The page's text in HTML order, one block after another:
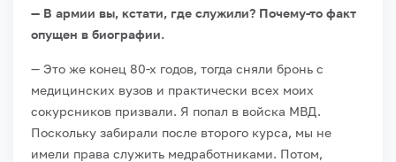
— В армии вы, кстати, где служили? Почему-то факт
опущен в биографии.
— Это же конец 80-х годов, тогда сняли бронь с
медицинских вузов и практически всех моих
сокурсников призвали. Я попал в войска МВД.
Поскольку забирали после второго курса, мы не
имели права служить медработниками. Потом,